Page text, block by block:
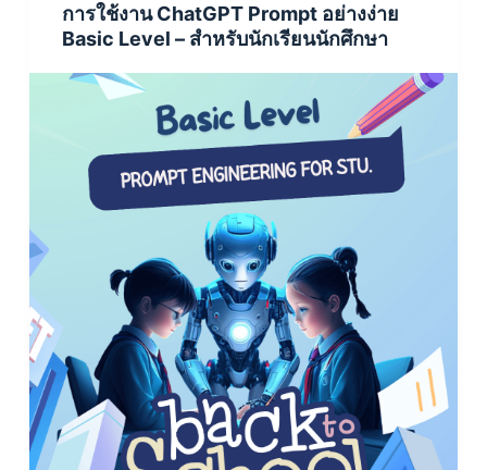
การใช้งาน ChatGPT Prompt อย่างง่าย
Basic Level – สำหรับนักเรียนนักศึกษา